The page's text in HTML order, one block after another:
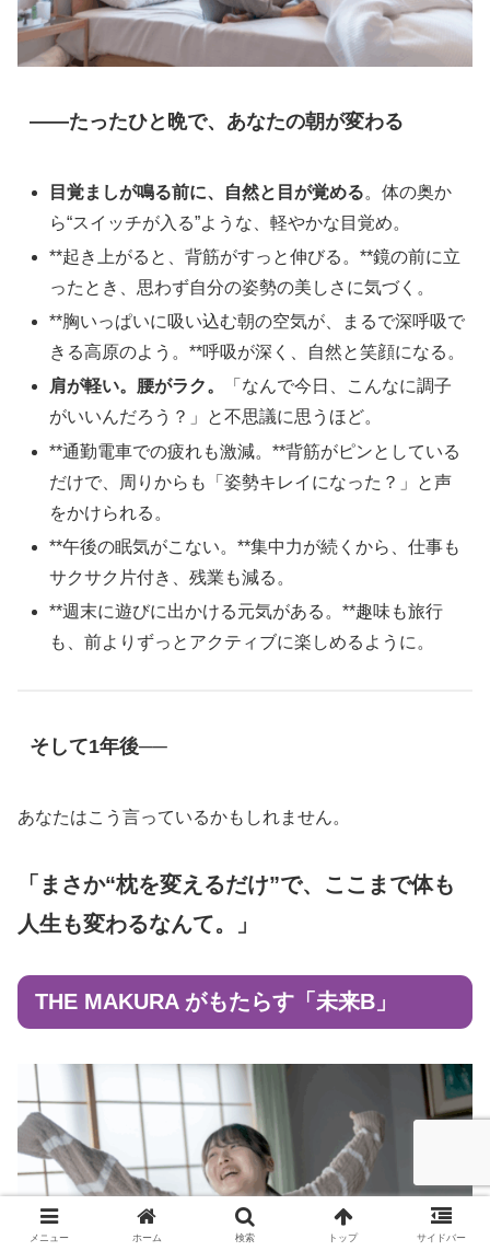
――たったひと晩で、あなたの朝が変わる
目覚ましが鳴る前に、自然と目が覚める。体の奥か
ら“スイッチが入る”ような、軽やかな目覚め。
**起き上がると、背筋がすっと伸びる。**鏡の前に立
ったとき、思わず自分の姿勢の美しさに気づく。
**胸いっぱいに吸い込む朝の空気が、まるで深呼吸で
きる高原のよう。**呼吸が深く、自然と笑顔になる。
肩が軽い。腰がラク。
「なんで今日、こんなに調子
がいいんだろう？」と不思議に思うほど。
**通勤電車での疲れも激減。**背筋がピンとしている
だけで、周りからも「姿勢キレイになった？」と声
をかけられる。
**午後の眠気がこない。**集中力が続くから、仕事も
サクサク片付き、残業も減る。
**週末に遊びに出かける元気がある。**趣味も旅行
も、前よりずっとアクティブに楽しめるように。
そして1年後──
あなたはこう言っているかもしれません。
「まさか“枕を変えるだけ”で、ここまで体も
人生も変わるなんて。」
THE MAKURA がもたらす「未来B」
メニュー ホーム 検索 トップ サイドバー